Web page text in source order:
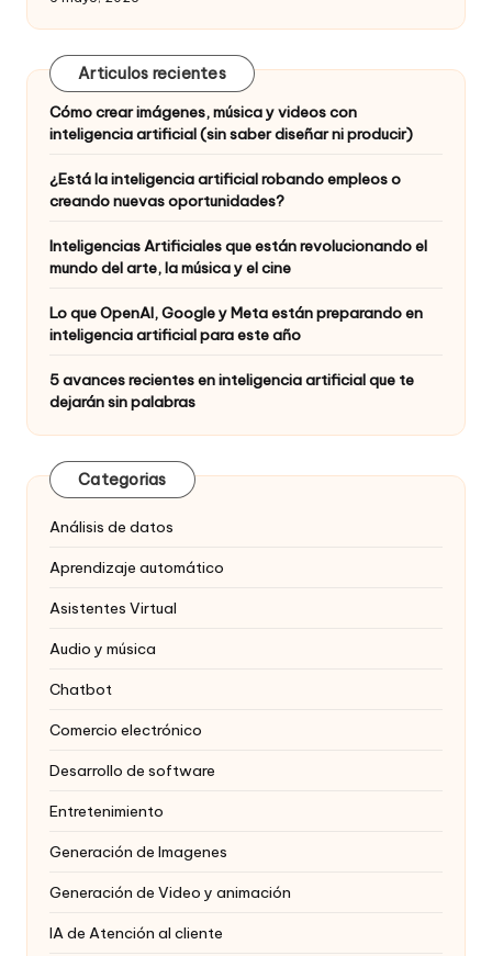
Articulos recientes
Cómo crear imágenes, música y videos con
inteligencia artificial (sin saber diseñar ni producir)
¿Está la inteligencia artificial robando empleos o
creando nuevas oportunidades?
Inteligencias Artificiales que están revolucionando el
mundo del arte, la música y el cine
Lo que OpenAI, Google y Meta están preparando en
inteligencia artificial para este año
5 avances recientes en inteligencia artificial que te
dejarán sin palabras
Categorias
Análisis de datos
Aprendizaje automático
Asistentes Virtual
Audio y música
Chatbot
Comercio electrónico
Desarrollo de software
Entretenimiento
Generación de Imagenes
Generación de Video y animación
IA de Atención al cliente